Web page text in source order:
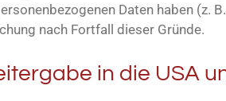
Daten haben
nach Fortfall dieser Gründe.
in die USA